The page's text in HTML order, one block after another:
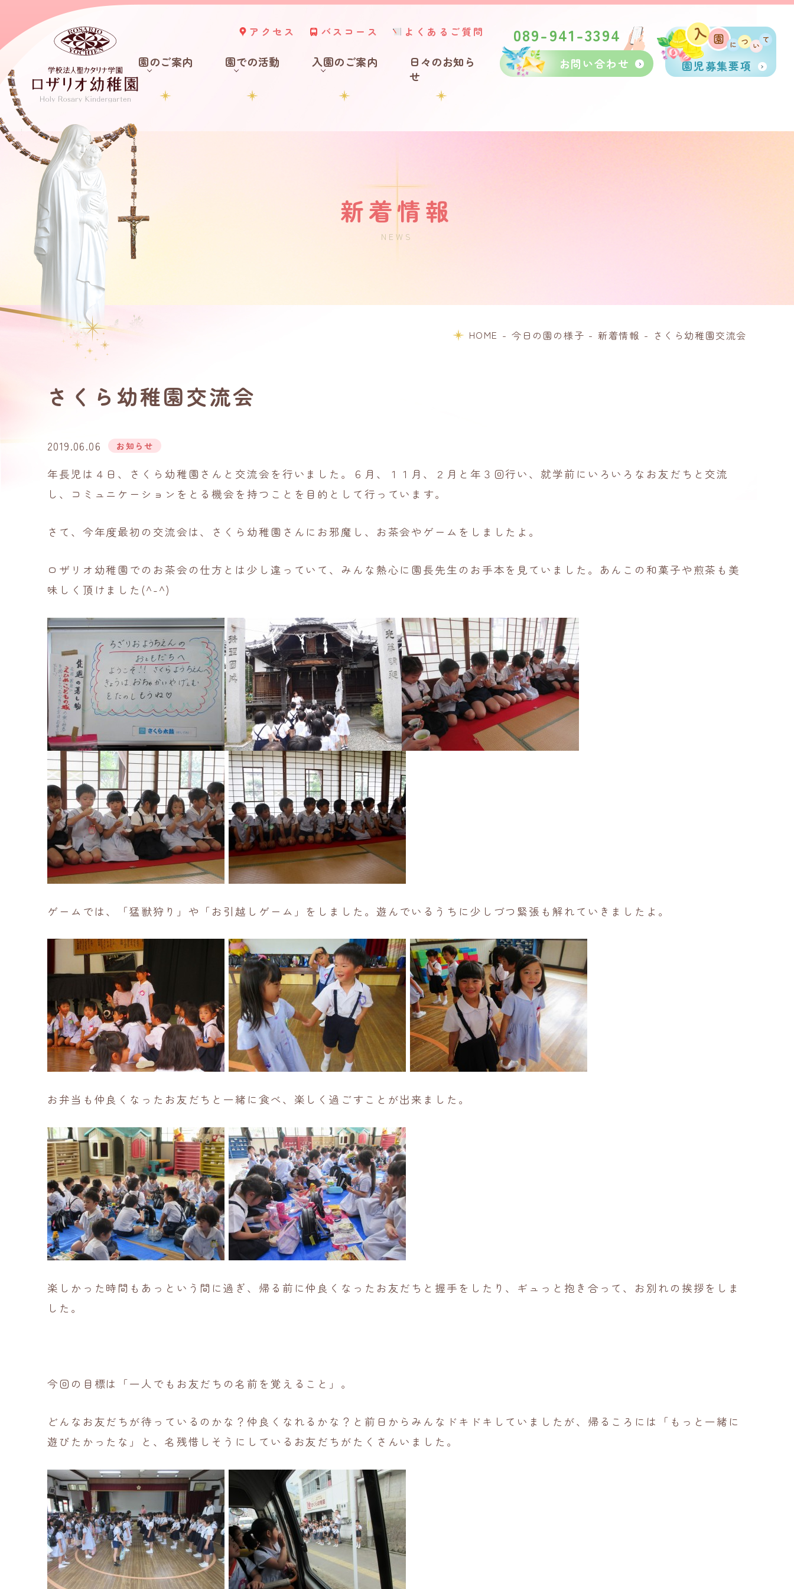
アクセス バスコース よくあるご質問
園のご案内 園での活動 入園のご案内
日々のお知ら
せ
089-941-3394
お問い合わせ 園児募集要項
新着情報
NEWS
HOME - 今日の園の様子 - 新着情報 - さくら幼稚園交流会
さくら幼稚園交流会
2019.06.06 お知らせ
年長児は４日、さくら幼稚園さんと交流会を行いました。６月、１１月、２月と年３回行い、就学前にいろいろなお友だちと交流
し、コミュニケーションをとる機会を持つことを目的として行っています。
さて、今年度最初の交流会は、さくら幼稚園さんにお邪魔し、お茶会やゲームをしましたよ。
ロザリオ幼稚園でのお茶会の仕方とは少し違っていて、みんな熱心に園長先生のお手本を見ていました。あんこの和菓子や煎茶も美
味しく頂けました(^-^)
ゲームでは、「猛獣狩り」や「お引越しゲーム」をしました。遊んでいるうちに少しづつ緊張も解れていきましたよ。
お弁当も仲良くなったお友だちと一緒に食べ、楽しく過ごすことが出来ました。
楽しかった時間もあっという間に過ぎ、帰る前に仲良くなったお友だちと握手をしたり、ギュっと抱き合って、お別れの挨拶をしま
した。
今回の目標は「一人でもお友だちの名前を覚えること」。
どんなお友だちが待っているのかな？仲良くなれるかな？と前日からみんなドキドキしていましたが、帰るころには「もっと一緒に
遊びたかったな」と、名残惜しそうにしているお友だちがたくさんいました。